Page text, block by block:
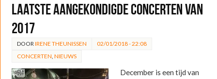
Laatste aangekondigde concerten van
2017
DOOR IRENE THEUNISSEN
02/01/2018 - 22:08
CONCERTEN NIEUWS
December is een tijd van